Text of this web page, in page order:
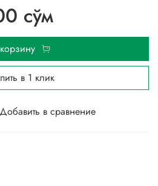
Добавить в сравнение
сўм
в 1 клик